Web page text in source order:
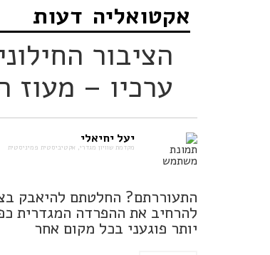
שתפו בפייסבוק
אקטואליה דעות
הציבור
ערכיו –
יעל יחיאלי
מקדמת שוויון מגדרי, אקטיביסטית פמיניסטית
התעוררתם? החלטתם להיאבק
להרחיב את ההפרדה המגדרית
יותר פוגעני בכל מקום אחר